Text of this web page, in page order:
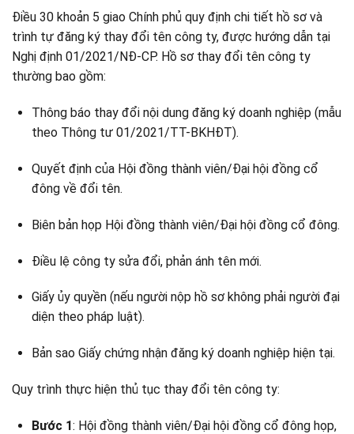
Điều 30 khoản 5 giao Chính phủ quy định chi tiết hồ sơ và
trình tự đăng ký thay đổi tên công ty, được hướng dẫn tại
Nghị định 01/2021/NĐ-CP. Hồ sơ thay đổi tên công ty
thường bao gồm:
Thông báo thay đổi nội dung đăng ký doanh nghiệp (mẫu
theo Thông tư 01/2021/TT-BKHĐT).
Quyết định của Hội đồng thành viên/Đại hội đồng cổ
đông về đổi tên.
Biên bản họp Hội đồng thành viên/Đại hội đồng cổ đông.
Điều lệ công ty sửa đổi, phản ánh tên mới.
Giấy ủy quyền (nếu người nộp hồ sơ không phải người đại
diện theo pháp luật).
Bản sao Giấy chứng nhận đăng ký doanh nghiệp hiện tại.
Quy trình thực hiện thủ tục thay đổi tên công ty:
Bước 1: Hội đồng thành viên/Đại hội đồng cổ đông họp,